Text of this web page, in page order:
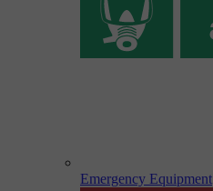
Emergency Equipment